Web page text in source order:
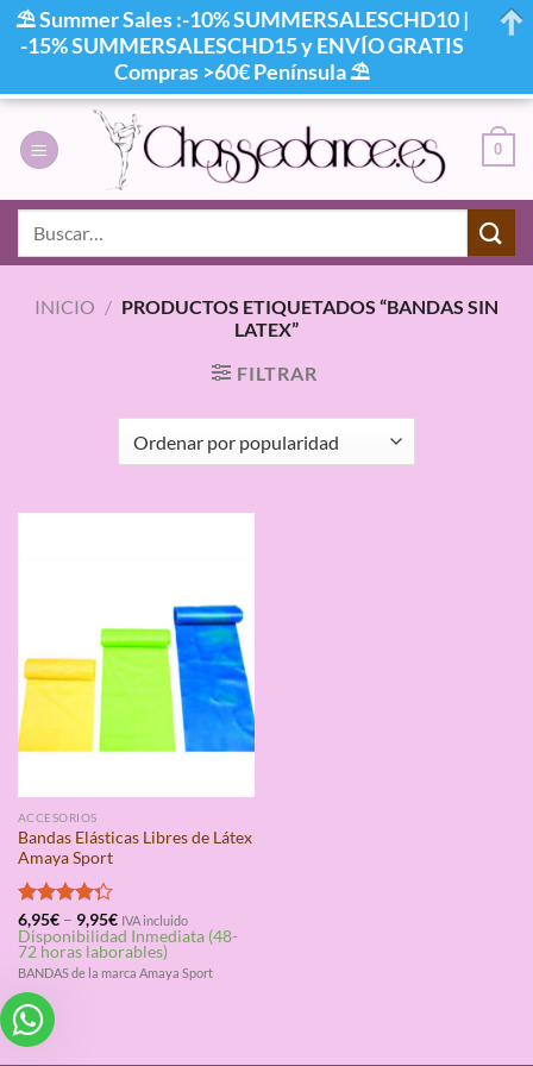
contenido
0
INICIO / PRODUCTOS ETIQUETADOS “BANDAS SIN
LATEX”
FILTRAR
ACCESORIOS
Bandas Elásticas Libres de Látex
Amaya Sport
Valorado
con4.25
de 5
6,95€– 9,95€ IVA incluido
Disponibilidad Inmediata (48-
72 horas laborables)
BANDAS de la marca Amaya Sport
⛱ Summer Sales :-10% SUMMERSALESCHD10 |
-15% SUMMERSALESCHD15 y ENVÍO GRATIS
Compras >60€ Península ⛱